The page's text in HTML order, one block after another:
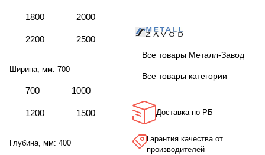
1800 2000
2200 2500
Ширина, мм: 700
700 1000
1200 1500
Глубина, мм: 400
Все товары Металл-Завод
Все товары категории
Доставка по РБ
Гарантия качества от
производителей